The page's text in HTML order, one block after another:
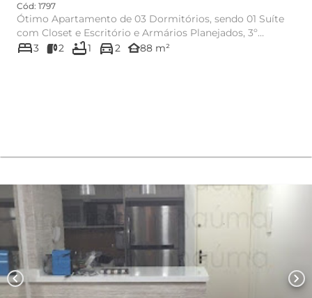
Cód: 1797
Ótimo Apartamento de 03 Dormitórios, sendo 01 Suíte
com Closet e Escritório e Armários Planejados, 3º
Dormitório Rever...
bed3 2 bathtub1 directions_car2 other_houses88 m²
chevron_left chevron_right